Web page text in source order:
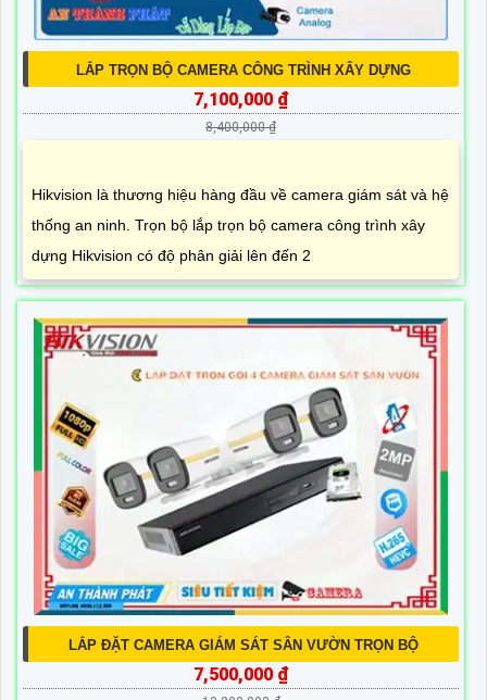
LẮP TRỌN BỘ CAMERA CÔNG TRÌNH XÂY DỰNG
7,100,000 ₫
8,400,000 ₫
Hikvision là thương hiệu hàng đầu về camera giám sát và hệ
thống an ninh. Trọn bộ lắp trọn bộ camera công trình xây
dựng Hikvision có độ phân giải lên đến 2
LẮP ĐẶT CAMERA GIÁM SÁT SÂN VƯỜN TRỌN BỘ
7,500,000 ₫